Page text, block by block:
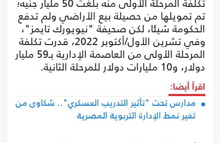
تم تمويلها من حصيلة بيع الأراضي ولم تدفع
الحكومة شيئا، لكن صحيفة "نيويورك تايمز"،
وفي تشرين الأول/أكتوبر 2022، قدرت تكلفة
المرحلة الأولى من العاصمة الإدارية بـ59 مليار
دولار، و10 مليارات دولار للمرحلة الثانية.
اقرأ أيضا:
مدارس تحت "تأثير التدريب العسكري".. شكاوى من
تغير نمط الإدارة التربوية المصرية